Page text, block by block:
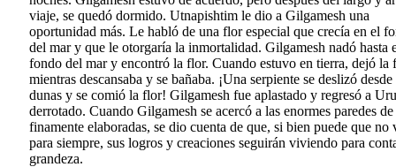
viaje, se quedó dormido. Utnapishtim le dio a Gilgamesh una
oportunidad más. Le habló de una flor especial que crecía en el
del mar y que le otorgaría la inmortalidad. Gilgamesh nadó hasta
fondo del mar y encontró la flor. Cuando estuvo en tierra, dejó la
mientras descansaba y se bañaba. ¡Una serpiente se deslizó desde
dunas y se comió la flor! Gilgamesh fue aplastado y regresó a
derrotado. Cuando Gilgamesh se acercó a las enormes paredes
finamente elaboradas, se dio cuenta de que, si bien puede que no
para siempre, sus logros y creaciones seguirán viviendo para
grandeza.